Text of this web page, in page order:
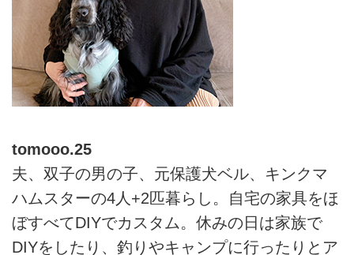
tomooo.25
夫、双子の男の子、元保護犬ベル、キンクマ
ハムスターの4人+2匹暮らし。自宅の家具をほ
ぼすべてDIYでカスタム。休みの日は家族で
DIYをしたり、釣りやキャンプに行ったりとア